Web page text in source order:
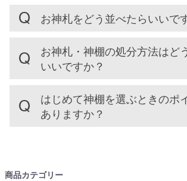
お神札をどう並べたらいいで
お神札・神棚の処分方法はど
いいですか？
はじめて神棚を選ぶときのポ
ありますか？
商品カテゴリー